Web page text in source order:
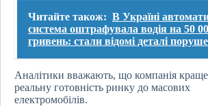
Читайте також: В Україні
система оштрафувала водія на 50
гривень: стали відомі деталі
Аналітики вважають, що компанія краще
реальну готовність ринку до масових
електромобілів.